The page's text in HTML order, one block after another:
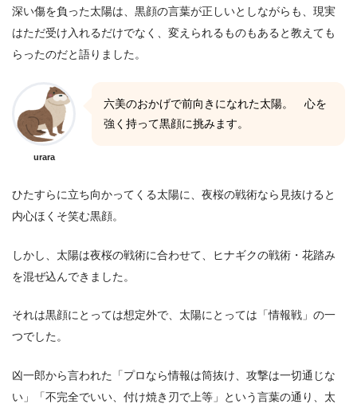
深い傷を負った太陽は、黒顔の言葉が正しいとしながらも、現実
はただ受け入れるだけでなく、変えられるものもあると教えても
らったのだと語りました。
urara
六美のおかげで前向きになれた太陽。 心を
強く持って黒顔に挑みます。
ひたすらに立ち向かってくる太陽に、夜桜の戦術なら見抜けると
内心ほくそ笑む黒顔。
しかし、太陽は夜桜の戦術に合わせて、ヒナギクの戦術・花踏み
を混ぜ込んできました。
それは黒顔にとっては想定外で、太陽にとっては「情報戦」の一
つでした。
凶一郎から言われた「プロなら情報は筒抜け、攻撃は一切通じな
い」「不完全でいい、付け焼き刃で上等」という言葉の通り、太